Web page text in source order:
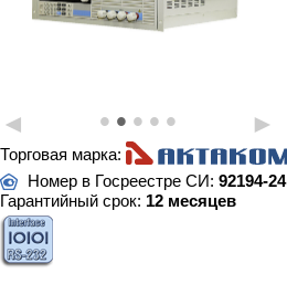
• • • • •
◄ ►
Торговая марка:
Номер в Госреестре СИ: 92194-24
Гарантийный срок: 12 месяцев